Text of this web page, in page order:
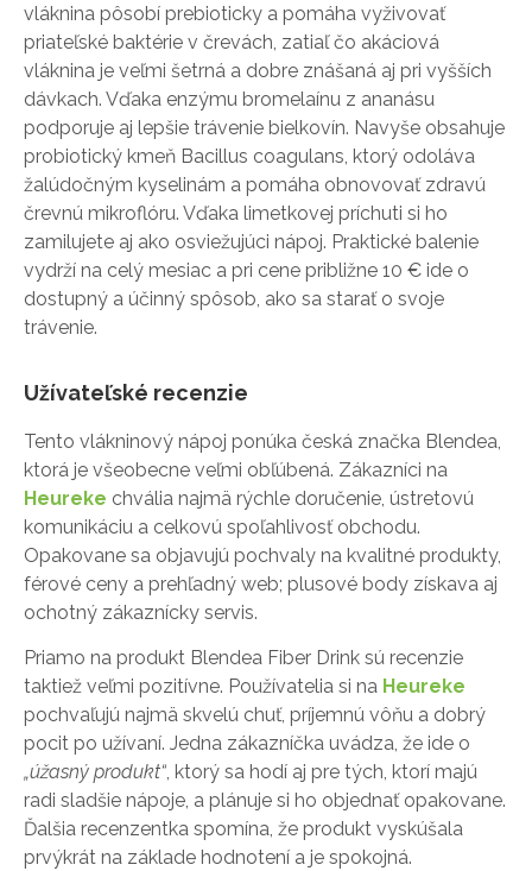
vláknina pôsobí prebioticky a pomáha vyživovať
priateľské baktérie v črevách, zatiaľ čo akáciová
vláknina je veľmi šetrná a dobre znášaná aj pri vyšších
dávkach. Vďaka enzýmu bromelaínu z ananásu
podporuje aj lepšie trávenie bielkovín. Navyše obsahuje
probiotický kmeň Bacillus coagulans, ktorý odoláva
žalúdočným kyselinám a pomáha obnovovať zdravú
črevnú mikroflóru. Vďaka limetkovej príchuti si ho
zamilujete aj ako osviežujúci nápoj. Praktické balenie
vydrží na celý mesiac a pri cene približne 10 € ide o
dostupný a účinný spôsob, ako sa starať o svoje
trávenie.
Užívateľské recenzie
Tento vlákninový nápoj ponúka česká značka Blendea,
ktorá je všeobecne veľmi obľúbená. Zákazníci na
Heureke chvália najmä rýchle doručenie, ústretovú
komunikáciu a celkovú spoľahlivosť obchodu.
Opakovane sa objavujú pochvaly na kvalitné produkty,
férové ceny a prehľadný web; plusové body získava aj
ochotný zákaznícky servis.
Priamo na produkt Blendea Fiber Drink sú recenzie
taktiež veľmi pozitívne. Používatelia si na Heureke
pochvaľujú najmä skvelú chuť, príjemnú vôňu a dobrý
pocit po užívaní. Jedna zákazníčka uvádza, že ide o
„úžasný produkt“, ktorý sa hodí aj pre tých, ktorí majú
radi sladšie nápoje, a plánuje si ho objednať opakovane.
Ďalšia recenzentka spomína, že produkt vyskúšala
prvýkrát na základe hodnotení a je spokojná.